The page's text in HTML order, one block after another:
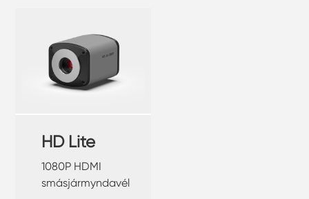
HD Lite
1080P HDMI
smásjármyndavél